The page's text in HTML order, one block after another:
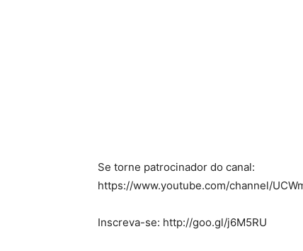
Se torne patrocinador do canal:
https://www.youtube.com/channel/
Inscreva-se: http://goo.gl/j6M5RU